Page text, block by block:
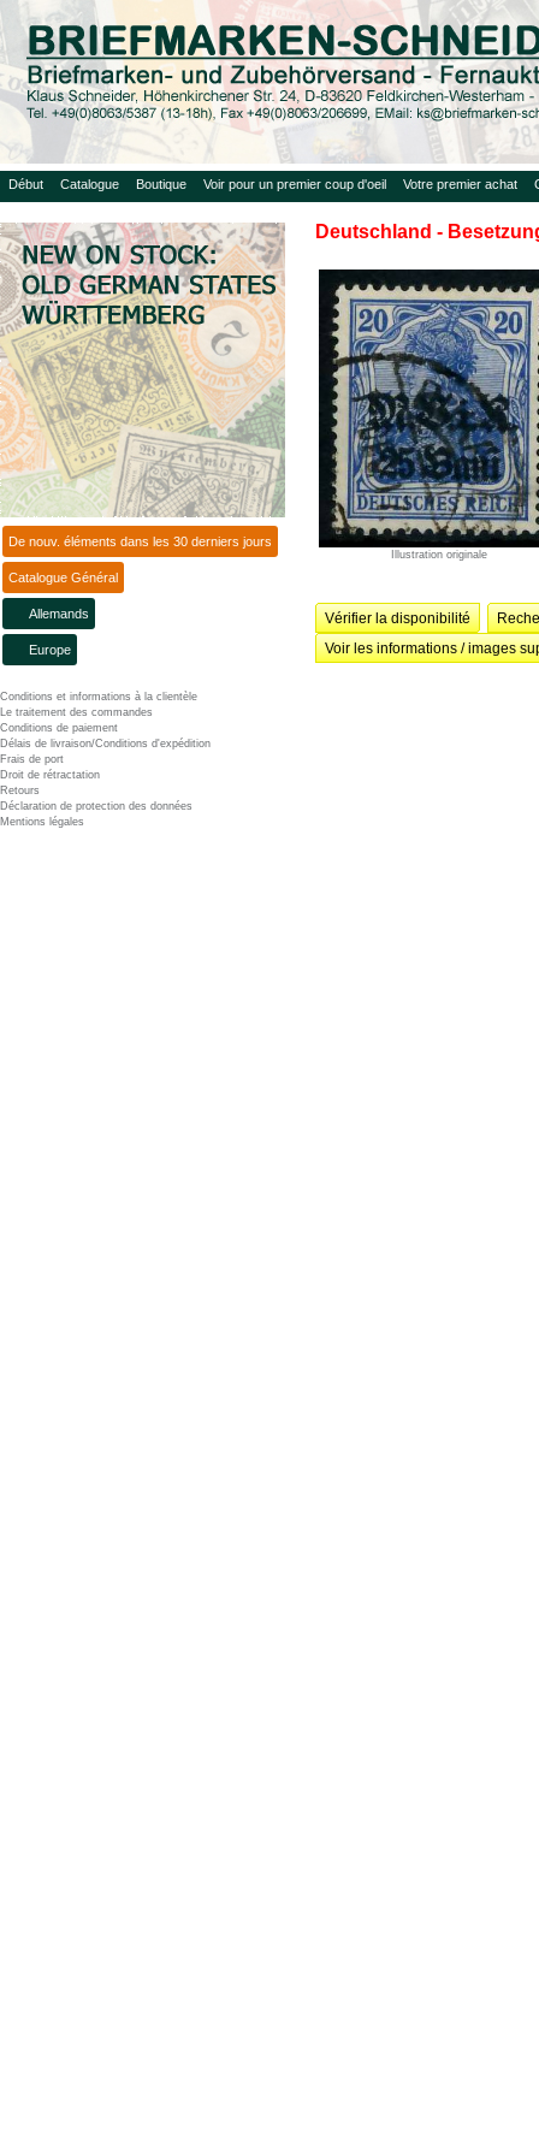
Début Catalogue Boutique Voir pour un premier coup d'oeil Votre premier achat
De nouv. éléments dans les 30 derniers jours
Catalogue Général
Allemands
Europe
Conditions et informations à la clientèle
Le traitement des commandes
Conditions de paiement
Délais de livraison/Conditions d'expédition
Frais de port
Droit de rétractation
Retours
Déclaration de protection des données
Mentions légales
Deutschland -
Illustration originale
Vérifier la disponibilité
Voir les informations / images